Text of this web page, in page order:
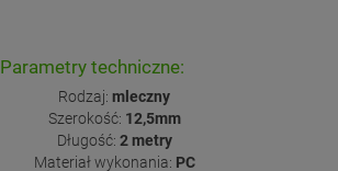
Parametry techniczne:
Rodzaj: mleczny
Szerokość: 12,5mm
Długość: 2 metry
Materiał wykonania: PC